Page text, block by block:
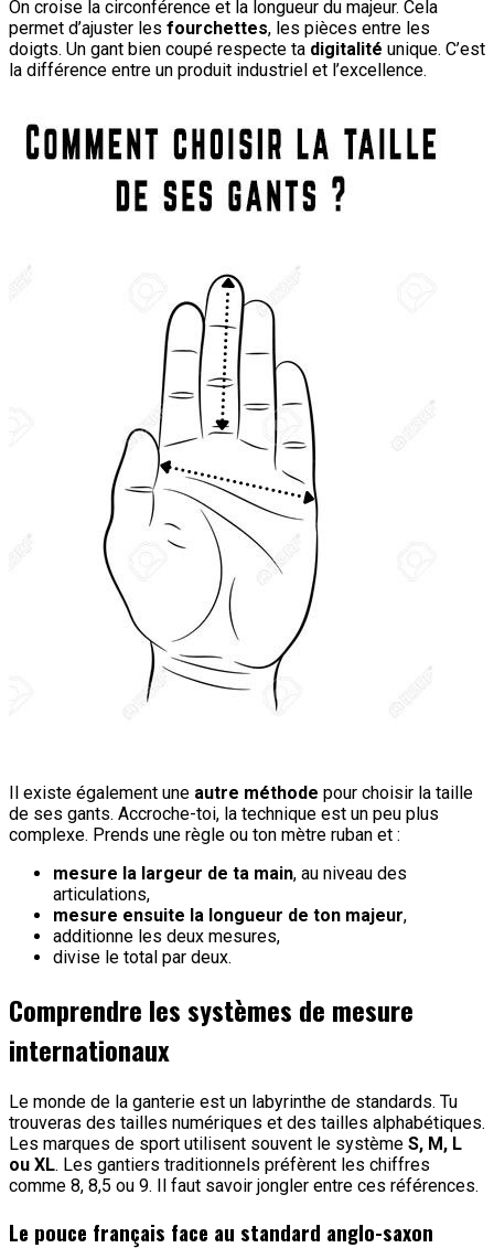
On croise la circonférence et la longueur du majeur. Cela
permet d’ajuster les fourchettes, les pièces entre les
doigts. Un gant bien coupé respecte ta digitalité unique. C’est
la différence entre un produit industriel et l’excellence.
Il existe également une autre méthode pour choisir la taille
de ses gants. Accroche-toi, la technique est un peu plus
complexe. Prends une règle ou ton mètre ruban et :
mesure la largeur de ta main, au niveau des
articulations,
mesure ensuite la longueur de ton majeur,
additionne les deux mesures,
divise le total par deux.
Comprendre les systèmes de mesure
internationaux
Le monde de la ganterie est un labyrinthe de standards. Tu
trouveras des tailles numériques et des tailles alphabétiques.
Les marques de sport utilisent souvent le système S, M, L
ou XL. Les gantiers traditionnels préfèrent les chiffres
comme 8, 8,5 ou 9. Il faut savoir jongler entre ces références.
Le pouce français face au standard anglo-saxon